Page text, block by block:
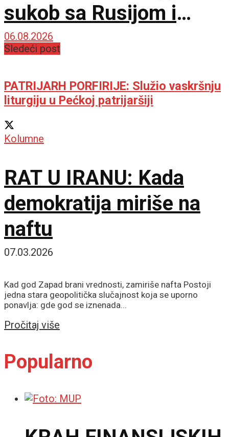
sukob sa Rusijom i
Kinom
06.08.2026
Sledeći post
PATRIJARH PORFIRIJE: Služio vaskršnju
liturgiju u Pećkoj patrijaršiji
Kolumne
RAT U IRANU: Kada
demokratija miriše na
naftu
07.03.2026
Kad god Zapad brani vrednosti, zamiriše nafta Postoji
jedna stara geopolitička slučajnost koja se uporno
ponavlja: gde god se iznenada...
Pročitaj više
Popularno